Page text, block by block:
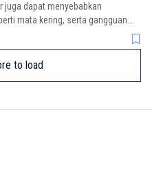
juga dapat menyebabkan
mata kering, serta gangguan
to load